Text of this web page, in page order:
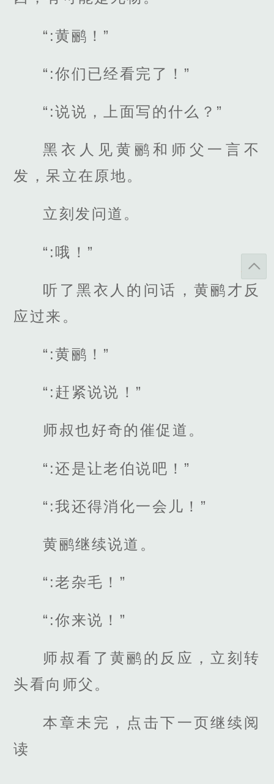
“:黄鹂！”
“:你们已经看完了！”
“:说说，上面写的什么？”
黑衣人见黄鹂和师父一言不
发，呆立在原地。
立刻发问道。
“:哦！”
听了黑衣人的问话，黄鹂才反
应过来。
“:黄鹂！”
“:赶紧说说！”
师叔也好奇的催促道。
“:还是让老伯说吧！”
“:我还得消化一会儿！”
黄鹂继续说道。
“:老杂毛！”
“:你来说！”
师叔看了黄鹂的反应，立刻转
头看向师父。
本章未完，点击下一页继续阅
读